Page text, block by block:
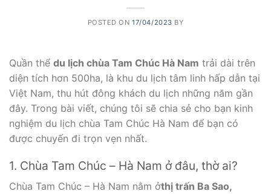
POSTED ON17/04/2023 BY
Quần thể du lịch chùa Tam Chúc Hà Nam trải dài trên
diện tích hơn 500ha, là khu du lịch tâm linh hấp dẫn tại
Việt Nam, thu hút đông khách du lịch những năm gần
đây. Trong bài viết, chúng tôi sẽ chia sẻ cho bạn kinh
nghiệm du lịch chùa Tam Chúc Hà Nam để bạn có
được chuyến đi trọn vẹn nhất.
1. Chùa Tam Chúc – Hà Nam ở đâu, thờ ai?
Chùa Tam Chúc – Hà Nam nằm ởthị trấn Ba Sao,